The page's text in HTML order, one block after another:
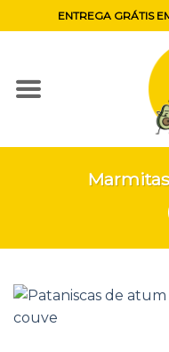
to
ENTREGA GRÁTIS